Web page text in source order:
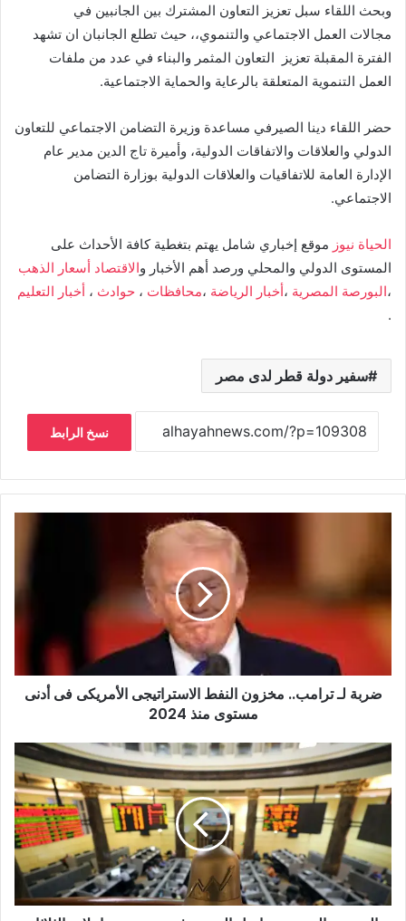
وبحث اللقاء سبل تعزيز التعاون المشترك بين الجانبين في
مجالات العمل الاجتماعي والتنموي،، حيث تطلع الجانبان ان تشهد
الفترة المقبلة تعزيز التعاون المثمر والبناء في عدد من ملفات
العمل التنموية المتعلقة بالرعاية والحماية الاجتماعية.
حضر اللقاء دينا الصيرفي مساعدة وزيرة التضامن الاجتماعي للتعاون
الدولي والعلاقات والاتفاقات الدولية، وأميرة تاج الدين مدير عام
الإدارة العامة للاتفاقيات والعلاقات الدولية بوزارة التضامن
الاجتماعي.
الحياة نيوز موقع إخباري شامل يهتم بتغطية كافة الأحداث على
المستوى الدولي والمحلي ورصد أهم الأخبار والاقتصاد أسعار الذهب
،البورصة المصرية ،أخبار الرياضة ،محافظات ، حوادث ، أخبار التعليم
.
سفير دولة قطر لدى مصر
نسخ الرابط
ضربة لـ ترامب.. مخزون النفط الاستراتيجى الأمريكى فى أدنى
مستوى منذ 2024